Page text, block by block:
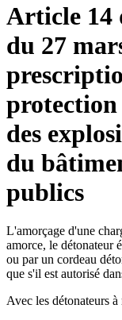
Article 14
du 27
des
du
publics
L'amorçage d'une
amorce, le détonateur
ou par un cordeau
que s'il est autorisé
Avec les détonateurs